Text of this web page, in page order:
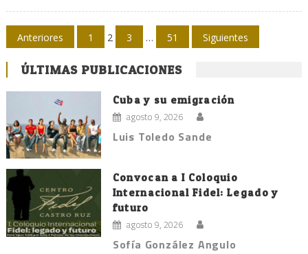
Navegación
de
entradas
Anteriores 1 2 3 … 51 Siguientes
ÚLTIMAS PUBLICACIONES
Cuba y su emigración
agosto 9, 2026
Luis Toledo Sande
Convocan a I Coloquio
Internacional Fidel: Legado y
futuro
agosto 9, 2026
Sofía González Angulo